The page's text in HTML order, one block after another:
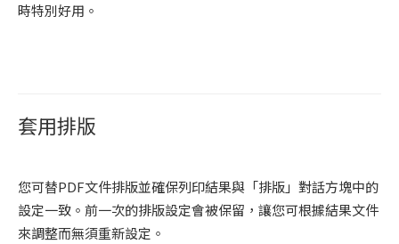
時特別好用。
套用排版
您可替PDF文件排版並確保列印結果與「排版」對話方塊中的
設定一致。前一次的排版設定會被保留，讓您可根據結果文件
來調整而無須重新設定。